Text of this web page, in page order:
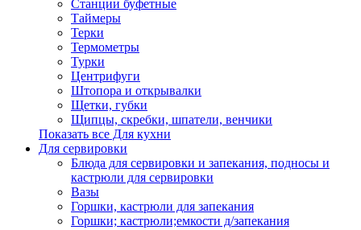
Станции буфетные
Таймеры
Терки
Термометры
Турки
Центрифуги
Штопора и открывалки
Щетки, губки
Щипцы, скребки, шпатели, венчики
Показать все Для кухни
Для сервировки
Блюда для сервировки и запекания, подносы и
кастрюли для сервировки
Вазы
Горшки, кастрюли для запекания
Горшки; кастрюли;емкости д/запекания